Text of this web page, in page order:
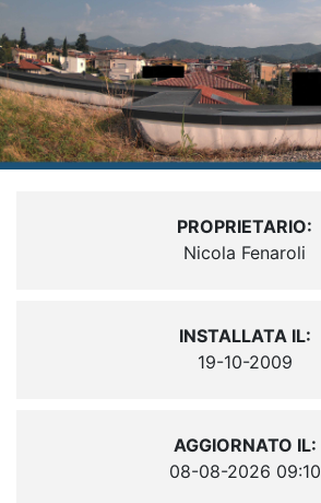
PROPRIETARIO:
Nicola Fenaroli
INSTALLATA IL:
19-10-2009
AGGIORNATO IL:
08-08-2026 09:10